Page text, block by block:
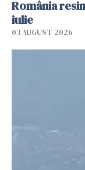
România
iulie
03 AUGUST 2026